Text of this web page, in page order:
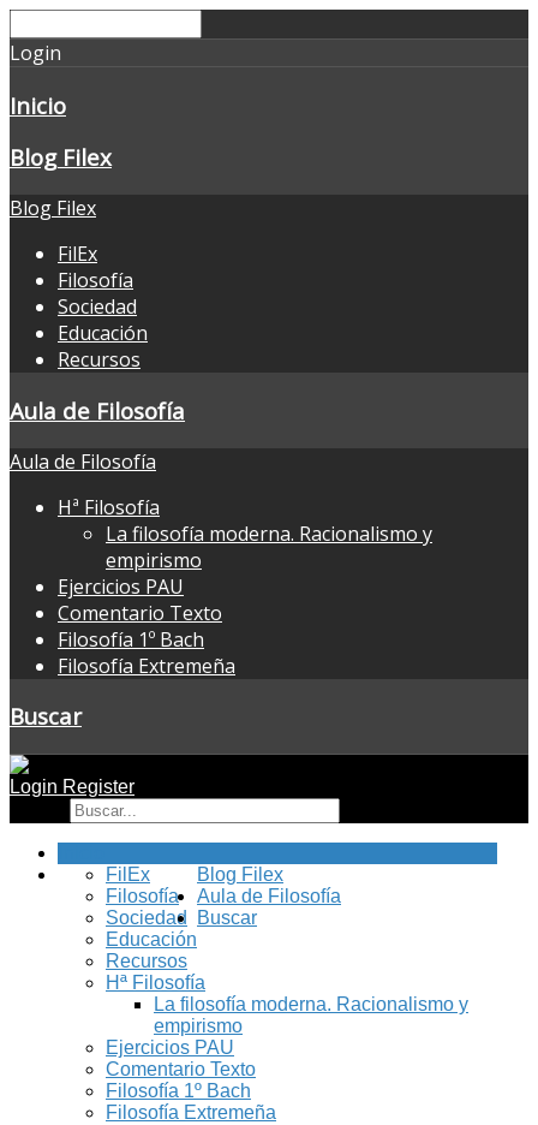
Login
Inicio
Blog Filex
Blog Filex
FilEx
Filosofía
Sociedad
Educación
Recursos
Aula de Filosofía
Aula de Filosofía
Hª Filosofía
La filosofía moderna. Racionalismo y
empirismo
Ejercicios PAU
Comentario Texto
Filosofía 1º Bach
Filosofía Extremeña
Buscar
Login Register
Blog Filex
FilEx
Filosofía
Sociedad
Educación
Recursos
Aula de Filosofía
Hª Filosofía
La filosofía moderna. Racionalismo y
empirismo
Ejercicios PAU
Comentario Texto
Filosofía 1º Bach
Filosofía Extremeña
Buscar